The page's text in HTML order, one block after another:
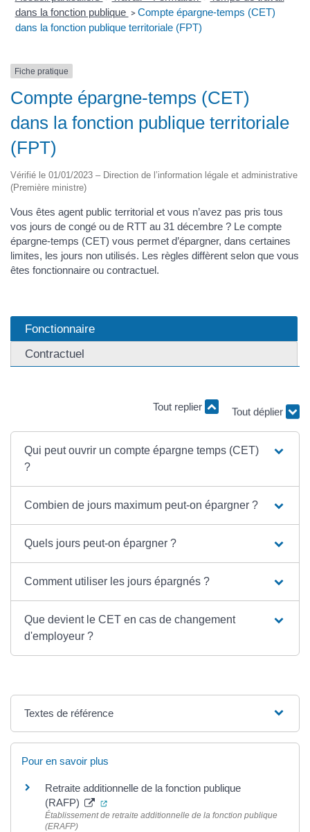
dans la fonction publique > Compte épargne-temps (CET)
dans la fonction publique territoriale (FPT)
Fiche pratique
Compte épargne-temps (CET)
dans la fonction publique territoriale
(FPT)
Vérifié le 01/01/2023 – Direction de l’information légale et administrative
(Première ministre)
Vous êtes agent public territorial et vous n’avez pas pris tous
vos jours de congé ou de RTT au 31 décembre ? Le compte
épargne-temps (CET) vous permet d’épargner, dans certaines
limites, les jours non utilisés. Les règles diffèrent selon que vous
êtes fonctionnaire ou contractuel.
Fonctionnaire
Contractuel
Tout replier
Tout déplier
Qui peut ouvrir un compte épargne temps (CET)
?
Combien de jours maximum peut-on épargner ?
Quels jours peut-on épargner ?
Comment utiliser les jours épargnés ?
Que devient le CET en cas de changement
d'employeur ?
Textes de référence
Pour en savoir plus
Retraite additionnelle de la fonction publique
(RAFP)
(ouverture dans un nouvel onglet)
Établissement de retraite additionnelle de la fonction publique
(ERAFP)